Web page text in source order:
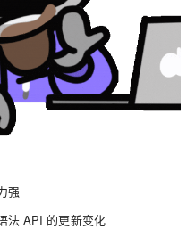
强
法 API 的更新变化